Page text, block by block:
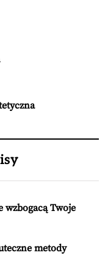
Twoje
metody